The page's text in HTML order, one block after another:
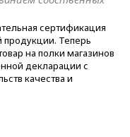
сертификация
Теперь
на полки магазинов
декларации с
качества и